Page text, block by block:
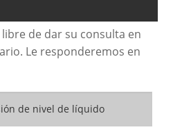
de dar su consulta en
Le responderemos en